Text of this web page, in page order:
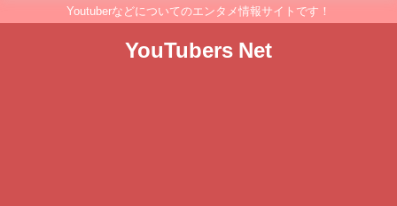
Youtuberなどについてのエンタメ情報サイトです！
YouTubers Net